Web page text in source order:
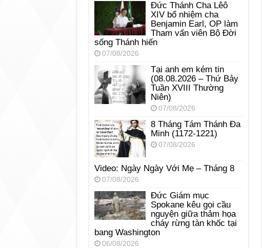
Đức Thánh Cha Lêô
XIV bổ nhiệm cha
Benjamin Earl, OP làm
Tham vấn viên Bộ Đời
sống Thánh hiến
07/08/2026
Tại anh em kém tin
(08.08.2026 – Thứ Bảy
Tuần XVIII Thường
Niên)
07/08/2026
8 Tháng Tám Thánh Ða
Minh (1172-1221)
07/08/2026
Video: Ngày Ngày Với Mẹ – Tháng 8
07/08/2026
Đức Giám mục
Spokane kêu gọi cầu
nguyện giữa thảm họa
cháy rừng tàn khốc tại
bang Washington
06/08/2026